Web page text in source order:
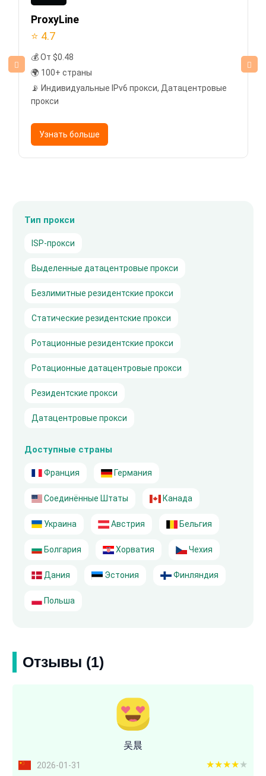
ProxyLine
⭐ 4.7
💰 От $0.48
🌍 100+ страны
📡 Индивидуальные IPv6 прокси, Датацентровые
прокси
Узнать больше
Тип прокси
ISP-прокси
Выделенные датацентровые прокси
Безлимитные резидентские прокси
Статические резидентские прокси
Ротационные резидентские прокси
Ротационные датацентровые прокси
Резидентские прокси
Датацентровые прокси
Доступные страны
Франция Германия
Соединённые Штаты Канада
Украина Австрия Бельгия
Болгария Хорватия Чехия
Дания Эстония Финляндия
Польша
Отзывы (1)
吴晨
2026-01-31 4 out of 5